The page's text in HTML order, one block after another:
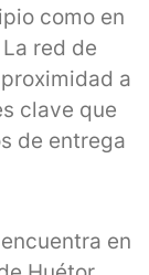
como en
red de
a
clave que
de entrega
en